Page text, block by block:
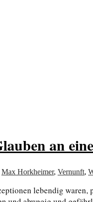
an
Max Horkheimer, Vernunft,
lebendig